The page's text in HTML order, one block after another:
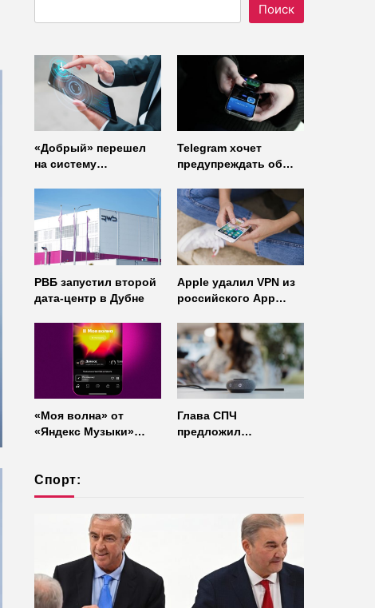
Поиск
«Добрый» перешел
на систему
«Газинформсервис»
Telegram хочет
предупреждать об
неофициальных
клиентов
мессенджера
РВБ запустил второй
дата-центр в Дубне
Apple удалил VPN из
российского App
«Моя волна» от
«Яндекс Музыки»
Глава СПЧ
предложил
Спорт: